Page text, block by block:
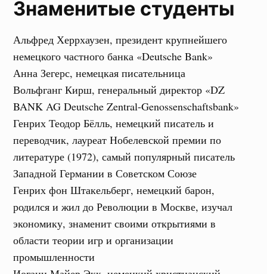
Знаменитые студенты
Альфред Херрхаузен, президент крупнейшего
немецкого частного банка «Deutsche Bank»
Анна Зегерс, немецкая писательница
Вольфганг Кирш, генеральный директор «DZ
BANK AG Deutsche Zentral-Genossenschaftsbank»
Генрих Теодор Бёлль, немецкий писатель и
переводчик, лауреат Нобелевской премии по
литературе (1972), самый популярный писатель
Западной Германии в Советском Союзе
Генрих фон Штакельберг, немецкий барон,
родился и жил до Революции в Москве, изучал
экономику, знаменит своими открытиями в
области теории игр и организации
промышленности